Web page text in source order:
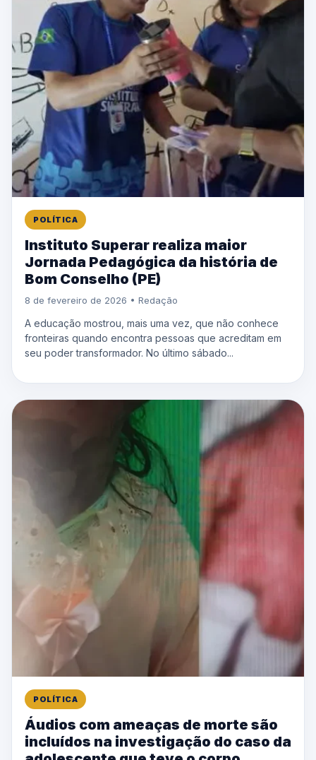
POLÍTICA
Instituto Superar realiza maior
Jornada Pedagógica da história de
Bom Conselho (PE)
8 de fevereiro de 2026 • Redação
A educação mostrou, mais uma vez, que não conhece
fronteiras quando encontra pessoas que acreditam em
seu poder transformador. No último sábado...
POLÍTICA
Áudios com ameaças de morte são
incluídos na investigação do caso da